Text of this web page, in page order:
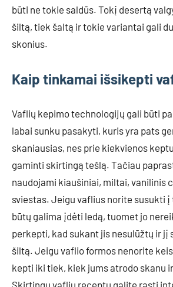
būti ne tokie saldūs. Tokį desertą
šiltą, tiek šaltą ir tokie variantai gali
skonius.
Kaip tinkamai išsikepti
Vaflių kepimo technologijų gali būti
labai sunku pasakyti, kuris yra pats
skaniausias, nes prie kiekvienos
gaminti skirtingą tešlą. Tačiau
naudojami kiaušiniai, miltai, vanilinis
sviestas. Jeigu vaflius norite susukti į
būtų galima įdėti ledą, tuomet jo
perkepti, kad sukant jis nesulūžtų ir jį
šiltą. Jeigu vaflio formos nenorite
kepti iki tiek, kiek jums atrodo skanu
Skirtingų vaflių receptų galite rasti